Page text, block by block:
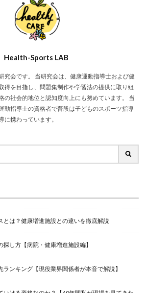
Health-Sports LAB
究会です。 当研究会は、健康運動指導士および健
得を目指し、問題集制作や学習法の提供に取り組
の社会的地位と認知度向上にも努めています。 当
動指導士の資格者で普段は子どものスポーツ指導
に携わっています。
とは？健康増進施設との違いを徹底解説
し方【病院・健康増進施設編】
ンキング【現役業界関係者が本音で解説】